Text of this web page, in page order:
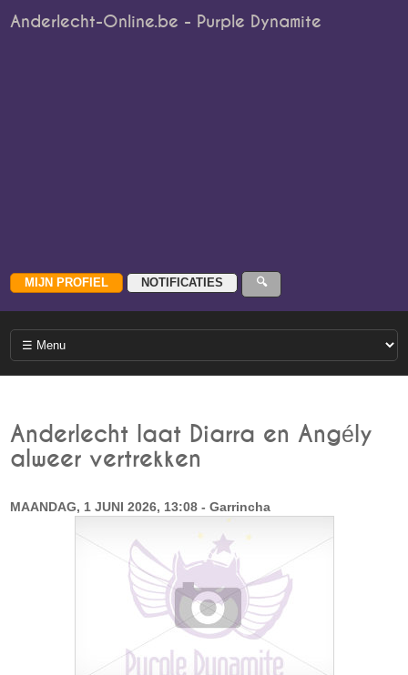
Anderlecht-Online.be - Purple Dynamite
Anderlecht laat Diarra en Angély
alweer vertrekken
MAANDAG, 1 JUNI 2026, 13:08 - Garrincha